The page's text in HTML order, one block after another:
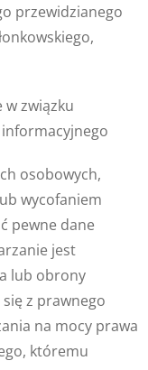
przewidzianego
w związku
informacyjnego
osobowych,
wycofaniem
pewne dane
jest
lub obrony
z prawnego
na mocy prawa
któremu